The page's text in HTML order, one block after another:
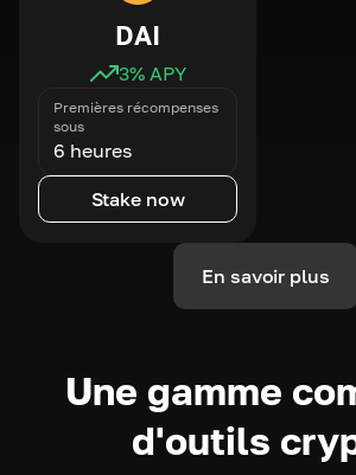
DAI
3% APY
Premières récompenses
sous
6 heures
Stake now
En savoir plus
Une gamme
d'outils